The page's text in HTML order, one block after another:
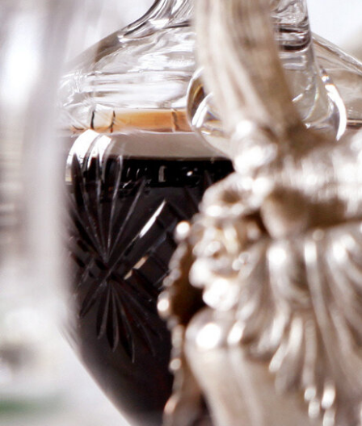
2013 Amarone
della
Valpolicella
Magnum
Logga in för att se priset
Art.nr: 21029-02
Information
Producent Dal Forno
Årgång 2013
Land Italien
Område Veneto
Rött